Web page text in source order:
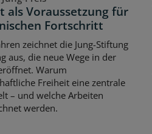
als Voraussetzung für
Fortschritt
zeichnet die Jung-Stiftung
aus, die neue Wege in der
Warum
Freiheit eine zentrale
– und welche Arbeiten
werden.